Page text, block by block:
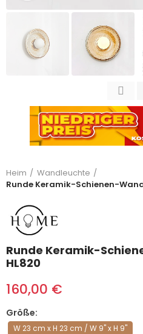
Heim
Wandleuchte
Runde Keramik-Schienen-
Runde Keramik-
HL820
160,00 €
Größe
W 23 cm x H 23 cm / W 9" x H 9"